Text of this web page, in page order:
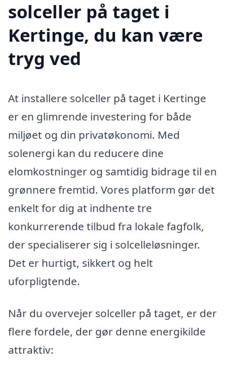
solceller på taget i
Kertinge, du kan være
tryg ved
At installere solceller på taget i Kertinge
er en glimrende investering for både
miljøet og din privatøkonomi. Med
solenergi kan du reducere dine
elomkostninger og samtidig bidrage til en
grønnere fremtid. Vores platform gør det
enkelt for dig at indhente tre
konkurrerende tilbud fra lokale fagfolk,
der specialiserer sig i solcelleløsninger.
Det er hurtigt, sikkert og helt
uforpligtende.
Når du overvejer solceller på taget, er der
flere fordele, der gør denne energikilde
attraktiv: